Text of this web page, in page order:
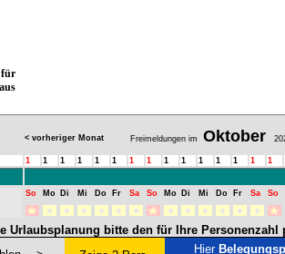
für
< vorheriger Monat Freimeldungen im Oktober
1 1 1 1 1 1 1 1 1 1 1 1 1 1 1
So Mo Di Mi Do Fr Sa So Mo Di Mi Do Fr Sa So
Urlaubsplanung bitte den für Ihre Personenzahl
Hier